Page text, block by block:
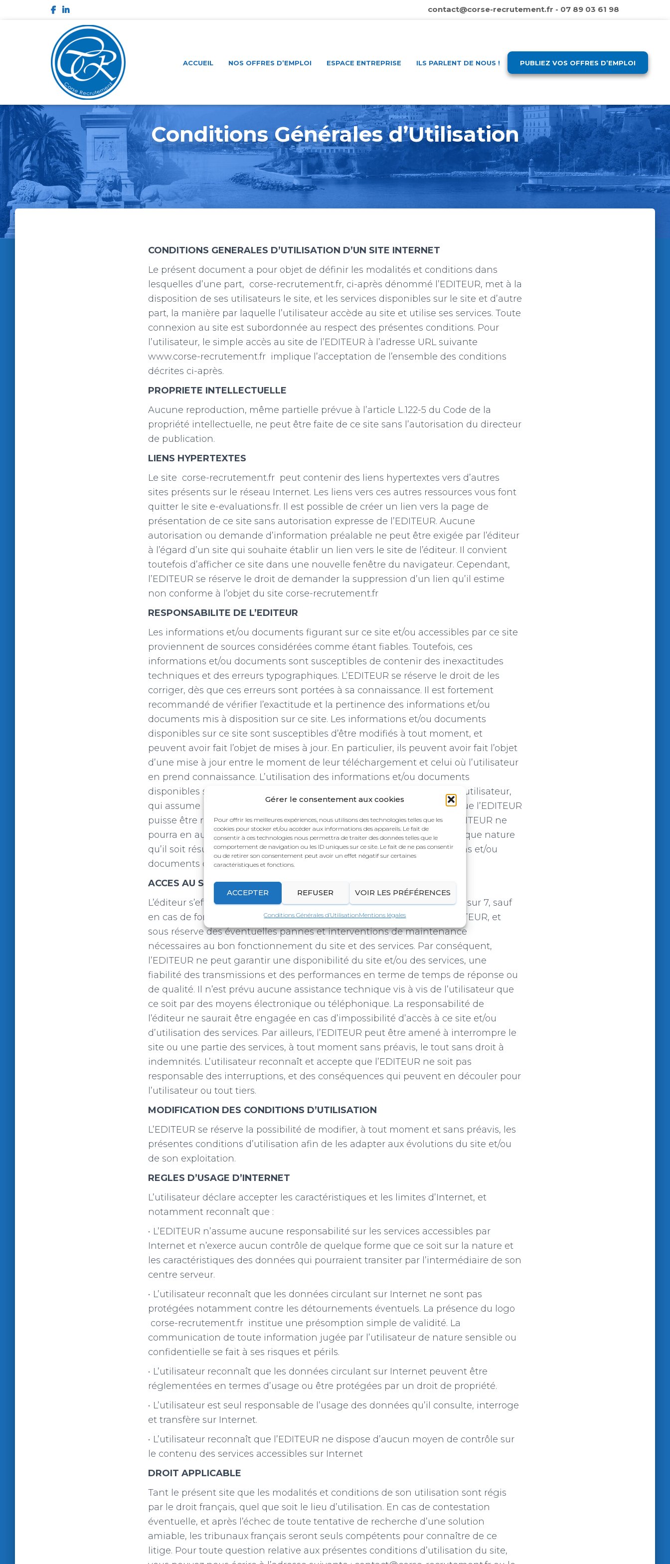
Gérer le consentement aux cookies
Pour offrir les meilleures expériences, nous utilisons des technologies telles que les
cookies pour stocker et/ou accéder aux informations des appareils. Le fait de
consentir à ces technologies nous permettra de traiter des données telles que le
comportement de navigation ou les ID uniques sur ce site. Le fait de ne pas consentir
ou de retirer son consentement peut avoir un effet négatif sur certaines
caractéristiques et fonctions.
ACCEPTER REFUSER VOIR LES PRÉFÉRENCES
Conditions Générales d’UtilisationMentions légales
contact@corse-recrutement.fr - 07 89 03 61 98
ACCUEIL NOS OFFRES D’EMPLOI ESPACE ENTREPRISE ILS PARLENT DE NOUS ! PUBLIEZ VOS OFFRES D’EMPLOI
Conditions Générales d’Utilisation
CONDITIONS GENERALES D’UTILISATION D’UN SITE INTERNET
Le présent document a pour objet de définir les modalités et conditions dans
lesquelles d’une part, corse-recrutement.fr, ci-après dénommé l’EDITEUR, met à la
disposition de ses utilisateurs le site, et les services disponibles sur le site et d’autre
part, la manière par laquelle l’utilisateur accède au site et utilise ses services. Toute
connexion au site est subordonnée au respect des présentes conditions. Pour
l’utilisateur, le simple accès au site de l’EDITEUR à l’adresse URL suivante
www.corse-recrutement.fr implique l’acceptation de l’ensemble des conditions
décrites ci-après.
PROPRIETE INTELLECTUELLE
Aucune reproduction, même partielle prévue à l’article L.122-5 du Code de la
propriété intellectuelle, ne peut être faite de ce site sans l’autorisation du directeur
de publication.
LIENS HYPERTEXTES
Le site corse-recrutement.fr peut contenir des liens hypertextes vers d’autres
sites présents sur le réseau Internet. Les liens vers ces autres ressources vous font
quitter le site e-evaluations.fr. Il est possible de créer un lien vers la page de
présentation de ce site sans autorisation expresse de l’EDITEUR. Aucune
autorisation ou demande d’information préalable ne peut être exigée par l’éditeur
à l’égard d’un site qui souhaite établir un lien vers le site de l’éditeur. Il convient
toutefois d’afficher ce site dans une nouvelle fenêtre du navigateur. Cependant,
l’EDITEUR se réserve le droit de demander la suppression d’un lien qu’il estime
non conforme à l’objet du site corse-recrutement.fr
RESPONSABILITE DE L’EDITEUR
Les informations et/ou documents figurant sur ce site et/ou accessibles par ce site
proviennent de sources considérées comme étant fiables. Toutefois, ces
informations et/ou documents sont susceptibles de contenir des inexactitudes
techniques et des erreurs typographiques. L’EDITEUR se réserve le droit de les
corriger, dès que ces erreurs sont portées à sa connaissance. Il est fortement
recommandé de vérifier l’exactitude et la pertinence des informations et/ou
documents mis à disposition sur ce site. Les informations et/ou documents
disponibles sur ce site sont susceptibles d’être modifiés à tout moment, et
peuvent avoir fait l’objet de mises à jour. En particulier, ils peuvent avoir fait l’objet
d’une mise à jour entre le moment de leur téléchargement et celui où l’utilisateur
en prend connaissance. L’utilisation des informations et/ou documents
disponibles sur ce site se fait sous l’entière et seule responsabilité de l’utilisateur,
qui assume la totalité des conséquences pouvant en découler, sans que l’EDITEUR
puisse être recherché à ce titre, et sans recours contre ce dernier. L’EDITEUR ne
pourra en aucun cas être tenu responsable de tout dommage de quelque nature
qu’il soit résultant de l’interprétation ou de l’utilisation des informations et/ou
documents disponibles sur ce site.
ACCES AU SITE
L’éditeur s’efforce de permettre l’accès au site 24 heures sur 24, 7 jours sur 7, sauf
en cas de force majeure ou d’un événement hors du contrôle de l’EDITEUR, et
sous réserve des éventuelles pannes et interventions de maintenance
nécessaires au bon fonctionnement du site et des services. Par conséquent,
l’EDITEUR ne peut garantir une disponibilité du site et/ou des services, une
fiabilité des transmissions et des performances en terme de temps de réponse ou
de qualité. Il n’est prévu aucune assistance technique vis à vis de l’utilisateur que
ce soit par des moyens électronique ou téléphonique. La responsabilité de
l’éditeur ne saurait être engagée en cas d’impossibilité d’accès à ce site et/ou
d’utilisation des services. Par ailleurs, l’EDITEUR peut être amené à interrompre le
site ou une partie des services, à tout moment sans préavis, le tout sans droit à
indemnités. L’utilisateur reconnaît et accepte que l’EDITEUR ne soit pas
responsable des interruptions, et des conséquences qui peuvent en découler pour
l’utilisateur ou tout tiers.
MODIFICATION DES CONDITIONS D’UTILISATION
L’EDITEUR se réserve la possibilité de modifier, à tout moment et sans préavis, les
présentes conditions d’utilisation afin de les adapter aux évolutions du site et/ou
de son exploitation.
REGLES D’USAGE D’INTERNET
L’utilisateur déclare accepter les caractéristiques et les limites d’Internet, et
notamment reconnaît que :
• L’EDITEUR n’assume aucune responsabilité sur les services accessibles par
Internet et n’exerce aucun contrôle de quelque forme que ce soit sur la nature et
les caractéristiques des données qui pourraient transiter par l’intermédiaire de son
centre serveur.
• L’utilisateur reconnaît que les données circulant sur Internet ne sont pas
protégées notamment contre les détournements éventuels. La présence du logo
corse-recrutement.fr institue une présomption simple de validité. La
communication de toute information jugée par l’utilisateur de nature sensible ou
confidentielle se fait à ses risques et périls.
• L’utilisateur reconnaît que les données circulant sur Internet peuvent être
réglementées en termes d’usage ou être protégées par un droit de propriété.
• L’utilisateur est seul responsable de l’usage des données qu’il consulte, interroge
et transfère sur Internet.
• L’utilisateur reconnaît que l’EDITEUR ne dispose d’aucun moyen de contrôle sur
le contenu des services accessibles sur Internet
DROIT APPLICABLE
Tant le présent site que les modalités et conditions de son utilisation sont régis
par le droit français, quel que soit le lieu d’utilisation. En cas de contestation
éventuelle, et après l’échec de toute tentative de recherche d’une solution
amiable, les tribunaux français seront seuls compétents pour connaître de ce
litige. Pour toute question relative aux présentes conditions d’utilisation du site,